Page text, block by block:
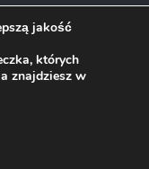
prawa zastrzeżone
jakość
których
znajdziesz w